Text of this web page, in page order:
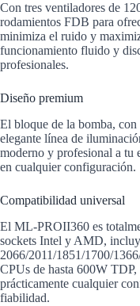
Con tres ventiladores de
rodamientos FDB para
minimiza el ruido y
funcionamiento fluido y
profesionales.
Diseño premium
El bloque de la bomba,
elegante línea de
moderno y profesional a tu
en cualquier configuración.
Compatibilidad universal
El ML-PROII360 es
sockets Intel y AMD,
2066/2011/1851/1700/
CPUs de hasta 600W
prácticamente cualquier
fiabilidad.